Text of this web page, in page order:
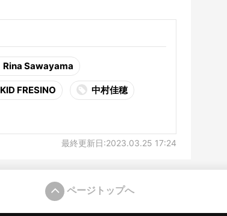
Rina Sawayama
KID FRESINO 中村佳穂
最終更新日:2023.03.25 17:24
ページトップへ